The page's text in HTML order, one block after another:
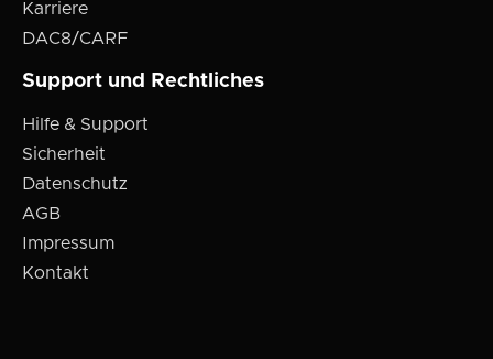
Karriere
DAC8/CARF
Support und Rechtliches
Hilfe & Support
Sicherheit
Datenschutz
AGB
Impressum
Kontakt